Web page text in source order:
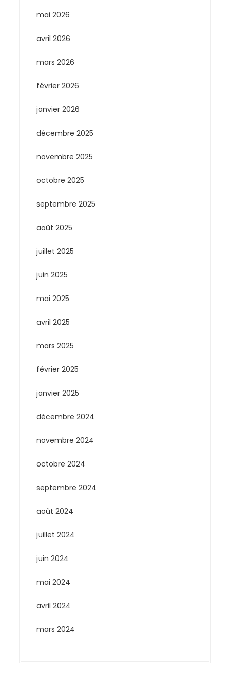
mai 2026
avril 2026
mars 2026
février 2026
janvier 2026
décembre 2025
novembre 2025
octobre 2025
septembre 2025
août 2025
juillet 2025
juin 2025
mai 2025
avril 2025
mars 2025
février 2025
janvier 2025
décembre 2024
novembre 2024
octobre 2024
septembre 2024
août 2024
juillet 2024
juin 2024
mai 2024
avril 2024
mars 2024